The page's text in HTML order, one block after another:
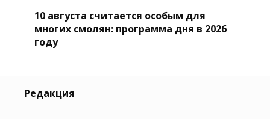
10 августа считается особым для
многих смолян: программа дня в 2026
году
Редакция